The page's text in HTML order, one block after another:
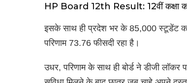
HP Board 12th Result: 12वीं कक्षा
इसके साथ ही प्रदेश भर के 85,000 स्टूडेंट का
परिणाम 73.76 फीसदी रहा है।
उधर, परिणाम के साथ ही बोर्ड ने डीजी